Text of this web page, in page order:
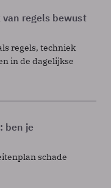
regels bewust
regels, techniek
in de dagelijkse
ben je
schade